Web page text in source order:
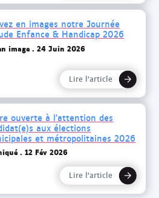
en images notre Journée
Enfance & Handicap 2026
image 24 Juin 2026
Lire l’article
ouverte à l’attention des
aux élections
et métropolitaines 2026
12 Fév 2026
Lire l’article